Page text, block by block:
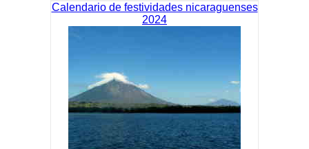
Calendario de festividades nicaraguenses
2024